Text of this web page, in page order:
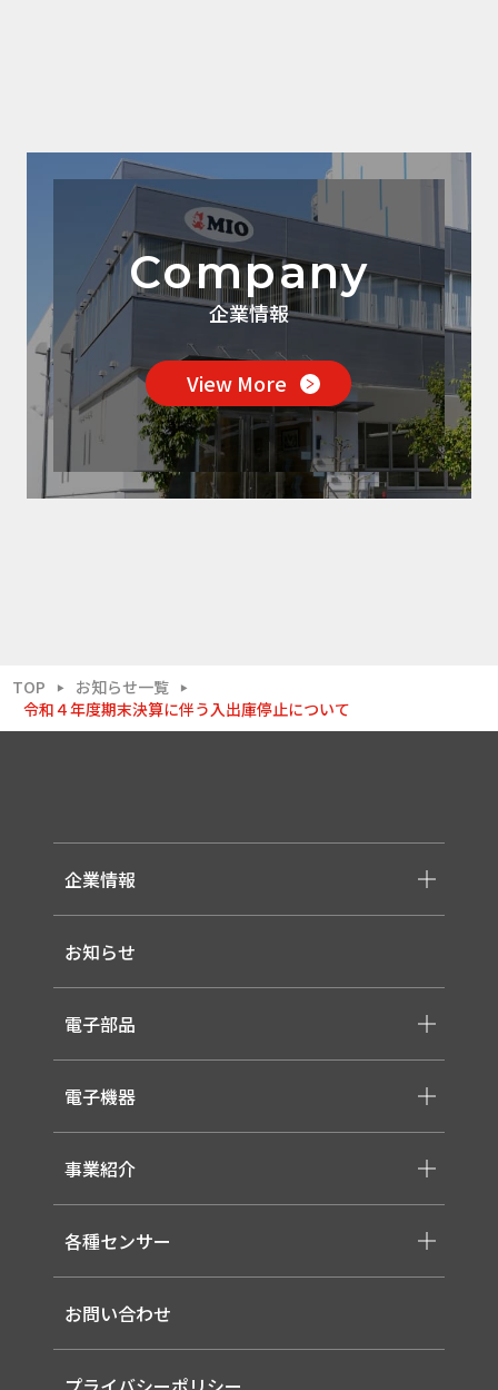
Company
企業情報
View More
TOP ▶ お知らせ一覧 ▶
令和４年度期末決算に伴う入出庫停止について
企業情報
-メッセージ・理念
-会社概要
-採用情報
お知らせ
電子部品
-スイッチ ・ジャック ・コネクタ・LED
-ケーブル・ハーネス・FFC
-医療用 ACアダプター
-各種モジュール
-取り扱いメーカー一覧
電子機器
-低温用LED照明
-直管形LEDランプ
-高天井LED
-LED信号灯
-ソーラー式LED 照明灯
-ルーター（LTE / Wi-Fiルーター）
事業紹介
-サービス概要
-事業領域
-EMS
各種センサー
-バイタルセンサー
-AIセンサー
お問い合わせ